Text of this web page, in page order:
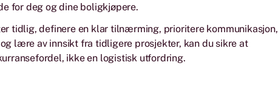
for deg og dine boligkjøpere.
tidlig, definere en klar tilnærming, prioritere kommunikasjon,
lære av innsikt fra tidligere prosjekter, kan du sikre at
ikke en logistisk utfordring.